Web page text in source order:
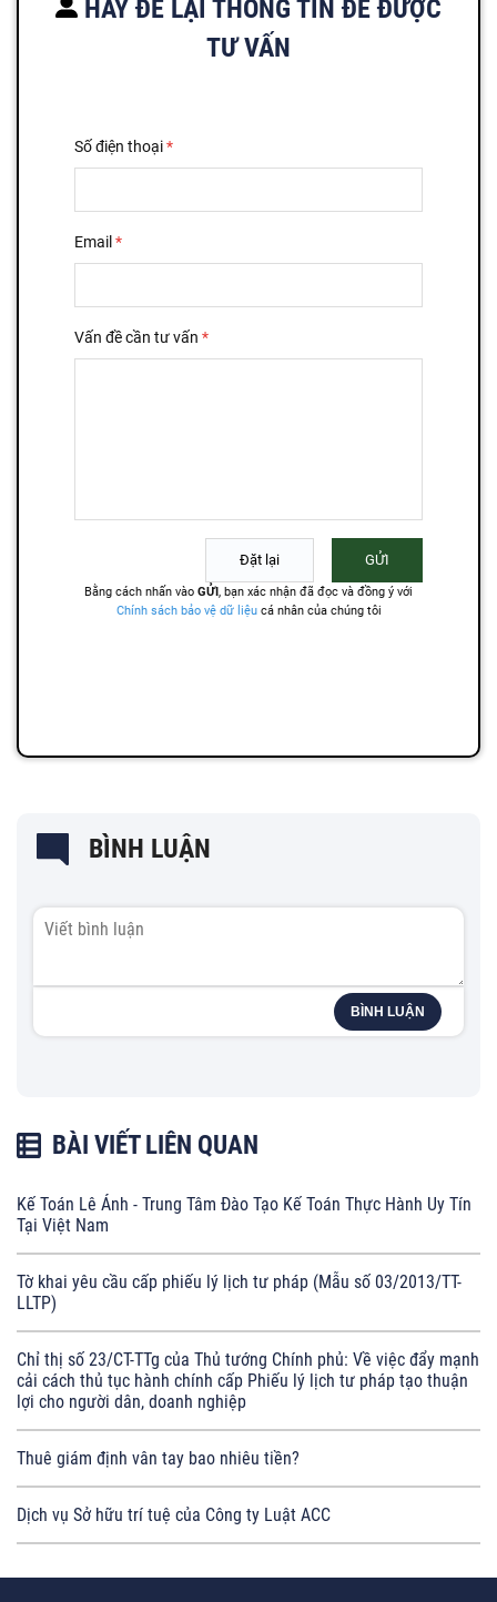
HÃY ĐỂ LẠI THÔNG TIN ĐỂ ĐƯỢC
TƯ VẤN
BÌNH LUẬN
BÌNH LUẬN
BÀI VIẾT LIÊN QUAN
Kế Toán Lê Ánh - Trung Tâm Đào Tạo Kế Toán Thực Hành Uy Tín
Tại Việt Nam
Tờ khai yêu cầu cấp phiếu lý lịch tư pháp (Mẫu số 03/2013/TT-
LLTP)
Chỉ thị số 23/CT-TTg của Thủ tướng Chính phủ: Về việc đẩy mạnh
cải cách thủ tục hành chính cấp Phiếu lý lịch tư pháp tạo thuận
lợi cho người dân, doanh nghiệp
Thuê giám định vân tay bao nhiêu tiền?
Dịch vụ Sở hữu trí tuệ của Công ty Luật ACC